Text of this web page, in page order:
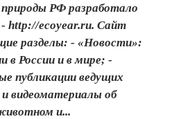
РФ разработало
http://ecoyear.ru. Сайт
разделы: - «Новости»:
в России и в мире; -
публикации ведущих
видеоматериалы об
и...